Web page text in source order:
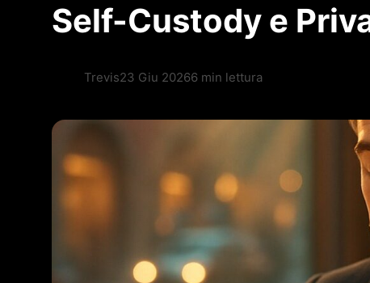
Self-Custody e
Trevis23 Giu 20266 min lettura